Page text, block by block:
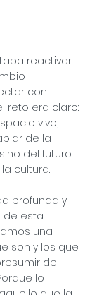
reactivar
con
reto era claro:
vivo,
de la
del futuro
cultura.
profunda y
de esta
una
son y los que
de
lo